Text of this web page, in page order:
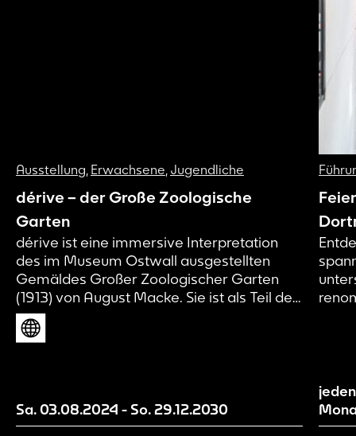
Ausstellung, Erwachsene, Jugendliche
dérive – der Große Zoologische
Garten
dérive ist eine immersive Interpretation
des im Museum Ostwall ausgestellten
Gemäldes Großer Zoologischer Garten
(1913) von August Macke. Sie ist als Teil des
künstlerischen Forschungsprojekts Page 21
und damit als Work in Progress zu
diese mit Hilfe von euch als
Besucher*innen weiter.
Sa. 03.08.2024 - So. 29.12.2030